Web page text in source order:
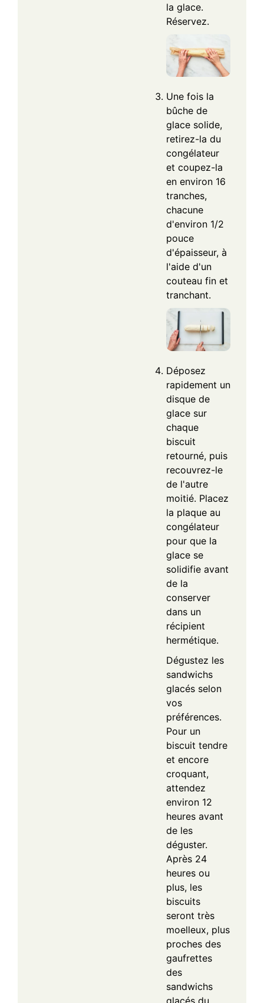
la glace.
Réservez.
Une fois la
bûche de
glace solide,
retirez-la du
congélateur
et coupez-la
en environ 16
tranches,
chacune
d'environ 1/2
pouce
d'épaisseur, à
l'aide d'un
couteau fin et
tranchant.
Déposez
rapidement un
disque de
glace sur
chaque
biscuit
retourné, puis
recouvrez-le
de l'autre
moitié. Placez
la plaque au
congélateur
pour que la
glace se
solidifie avant
de la
conserver
dans un
récipient
hermétique.
Dégustez les
sandwichs
glacés selon
vos
préférences.
Pour un
biscuit tendre
et encore
croquant,
attendez
environ 12
heures avant
de les
déguster.
Après 24
heures ou
plus, les
biscuits
seront très
moelleux, plus
proches des
gaufrettes
des
sandwichs